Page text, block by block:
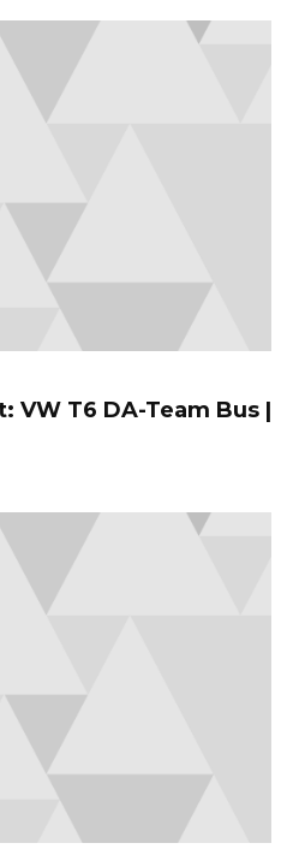
VW T6 DA-Team Bus |